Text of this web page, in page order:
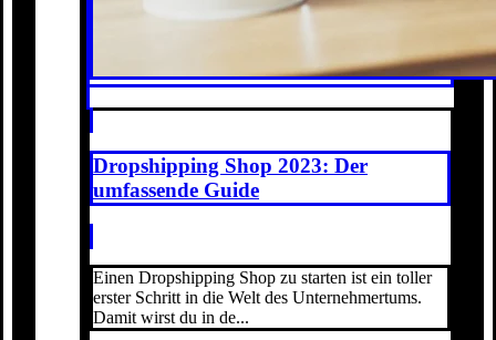
Dropshipping Shop 2023: Der
umfassende Guide
Einen Dropshipping Shop zu starten ist ein toller
erster Schritt in die Welt des Unternehmertums.
Damit wirst du in de...